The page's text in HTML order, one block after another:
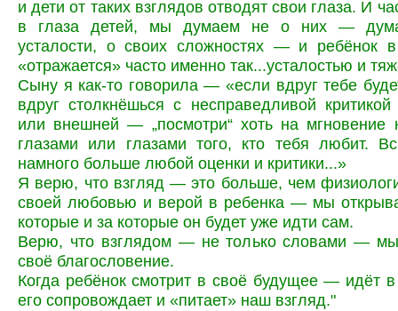
и дети от таких взглядов отводят свои глаза. И
в глаза детей, мы думаем не о них —
усталости, о своих сложностях — и ребёнок
«отражается» часто именно так...усталостью и
Сыну я как-то говорила — «если вдруг тебе
вдруг столкнёшься с несправедливой
или внешней — „посмотри“ хоть на мгновение
глазами или глазами того, кто тебя любит.
намного больше любой оценки и критики...»
Я верю, что взгляд — это больше, чем
своей любовью и верой в ребенка — мы
которые и за которые он будет уже идти сам.
Верю, что взглядом — не только словами —
своё благословение.
Когда ребёнок смотрит в своё будущее — идёт
его сопровождает и «питает» наш взгляд."